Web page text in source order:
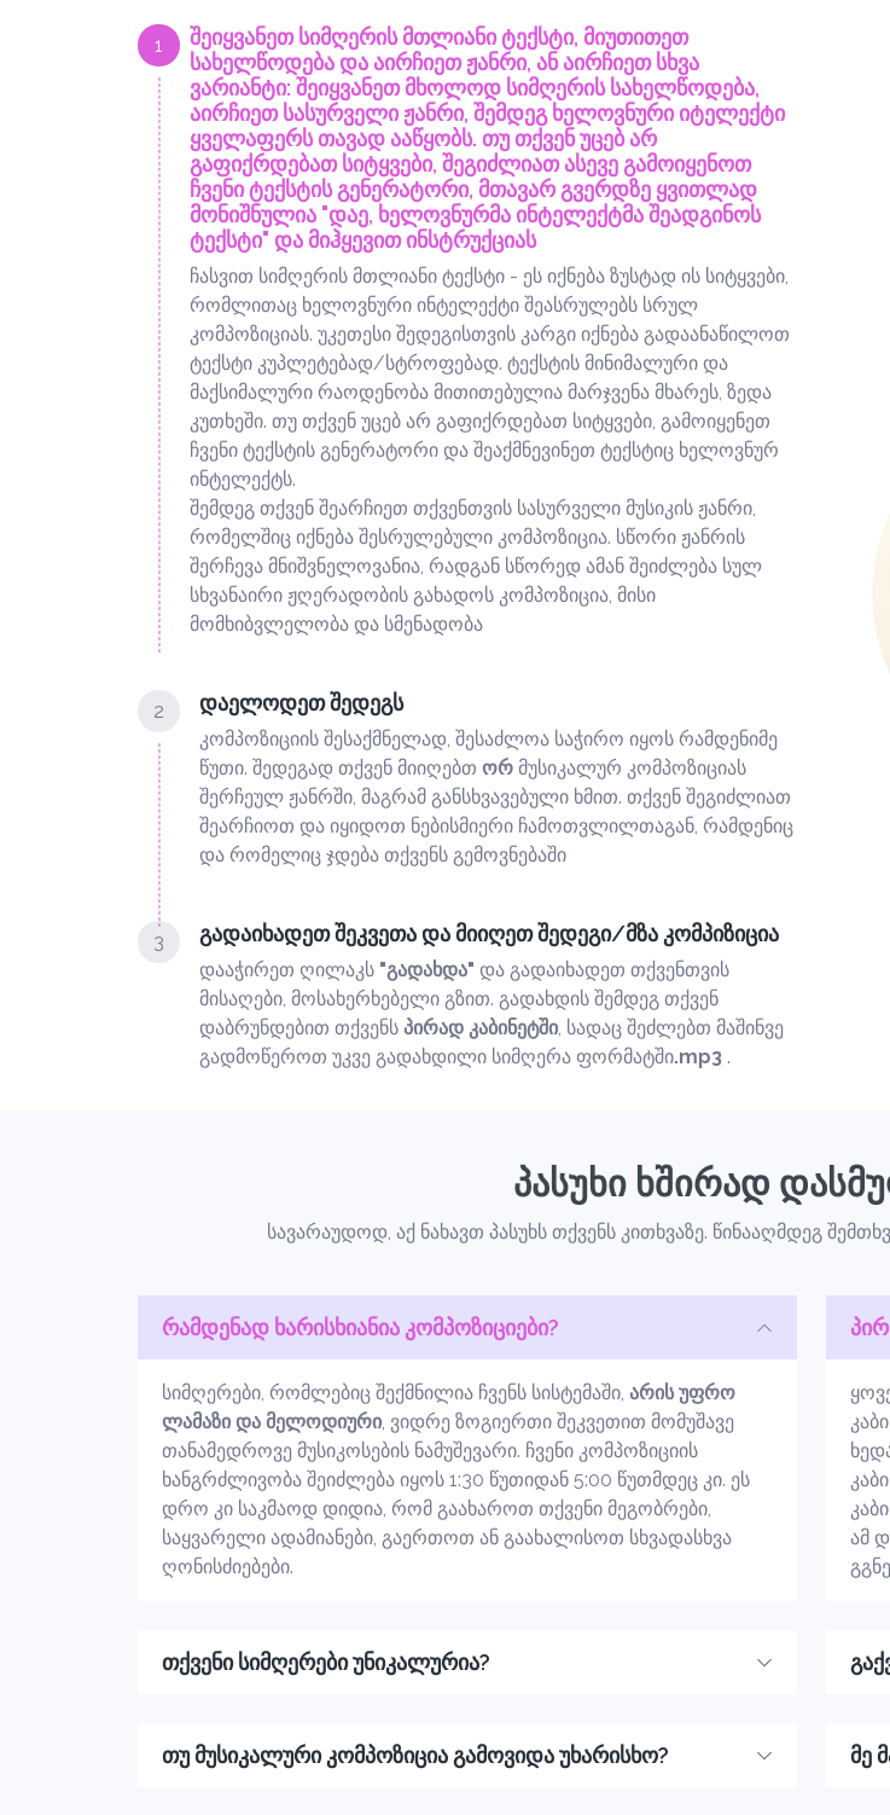
1
შეიყვანეთ სიმღერის მთლიანი ტექსტი, მიუთითეთ
სახელწოდება და აირჩიეთ ჟანრი, ან აირჩიეთ სხვა
ვარიანტი: შეიყვანეთ მხოლოდ სიმღერის სახელწოდება,
აირჩიეთ სასურველი ჟანრი, შემდეგ ხელოვნური იტელექტი
ყველაფერს თავად ააწყობს. თუ თქვენ უცებ არ
გაფიქრდებათ სიტყვები, შეგიძლიათ ასევე გამოიყენოთ
ჩვენი ტექსტის გენერატორი, მთავარ გვერდზე ყვითლად
მონიშნულია "დაე, ხელოვნურმა ინტელექტმა შეადგინოს
ტექსტი" და მიჰყევით ინსტრუქციას
ჩასვით სიმღერის მთლიანი ტექსტი - ეს იქნება ზუსტად ის სიტყვები,
რომლითაც ხელოვნური ინტელექტი შეასრულებს სრულ
კომპოზიციას. უკეთესი შედეგისთვის კარგი იქნება გადაანაწილოთ
ტექსტი კუპლეტებად/სტროფებად. ტექსტის მინიმალური და
მაქსიმალური რაოდენობა მითითებულია მარჯვენა მხარეს, ზედა
კუთხეში. თუ თქვენ უცებ არ გაფიქრდებათ სიტყვები, გამოიყენეთ
ჩვენი ტექსტის გენერატორი და შეაქმნევინეთ ტექსტიც ხელოვნურ
ინტელექტს.
შემდეგ თქვენ შეარჩიეთ თქვენთვის სასურველი მუსიკის ჟანრი,
რომელშიც იქნება შესრულებული კომპოზიცია. სწორი ჟანრის
შერჩევა მნიშვნელოვანია, რადგან სწორედ ამან შეიძლება სულ
სხვანაირი ჟღერადობის გახადოს კომპოზიცია, მისი
მომხიბვლელობა და სმენადობა
2 დაელოდეთ შედეგს
კომპოზიციის შესაქმნელად, შესაძლოა საჭირო იყოს რამდენიმე
წუთი. შედეგად თქვენ მიიღებთ ორ მუსიკალურ კომპოზიციას
შერჩეულ ჟანრში, მაგრამ განსხვავებული ხმით. თქვენ შეგიძლიათ
შეარჩიოთ და იყიდოთ ნებისმიერი ჩამოთვლილთაგან, რამდენიც
და რომელიც ჯდება თქვენს გემოვნებაში
3 გადაიხადეთ შეკვეთა და მიიღეთ შედეგი/მზა კომპიზიცია
დააჭირეთ ღილაკს "გადახდა" და გადაიხადეთ თქვენთვის
მისაღები, მოსახერხებელი გზით. გადახდის შემდეგ თქვენ
დაბრუნდებით თქვენს პირად კაბინეტში, სადაც შეძლებთ მაშინვე
გადმოწეროთ უკვე გადახდილი სიმღერა ფორმატში.mp3 .
პასუხი ხშირად
სავარაუდოდ, აქ ნახავთ პასუხს თქვენს კითხვაზე. წინააღმდეგ
რამდენად ხარისხიანია კომპოზიციები?
სიმღერები, რომლებიც შექმნილია ჩვენს სისტემაში, არის უფრო
ლამაზი და მელოდიური, ვიდრე ზოგიერთი შეკვეთით მომუშავე
თანამედროვე მუსიკოსების ნამუშევარი. ჩვენი კომპოზიციის
ხანგრძლივობა შეიძლება იყოს 1:30 წუთიდან 5:00 წუთმდეც კი. ეს
დრო კი საკმაოდ დიდია, რომ გაახაროთ თქვენი მეგობრები,
საყვარელი ადამიანები, გაერთოთ ან გაახალისოთ სხვადასხვა
ღონისძიებები.
თქვენი სიმღერები უნიკალურია?
თუ მუსიკალური კომპოზიცია გამოვიდა უხარისხო?
ამ
მე